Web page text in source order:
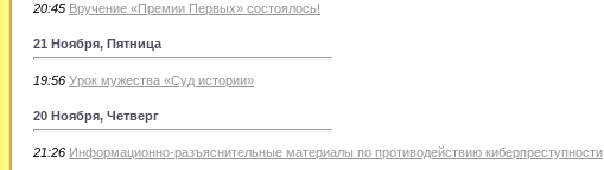
20:45 Вручение «Премии Первых» состоялось!
21 Ноября, Пятница
19:56 Урок мужества «Суд истории»
20 Ноября, Четверг
21:26 Информационно-разъяснительные материалы по противодействию киберпреступности